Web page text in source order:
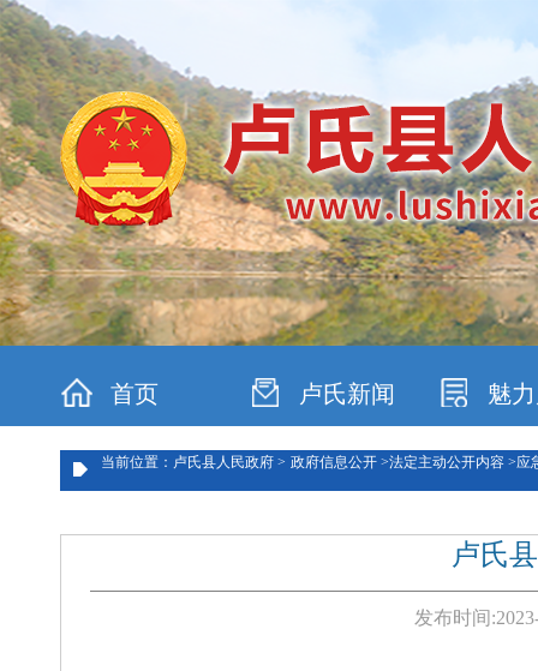
首页 卢氏新闻 魅
当前位置：卢氏县人民政府 > 政府信息公开 >法定主动公开内容 >应
卢氏
发布时间: